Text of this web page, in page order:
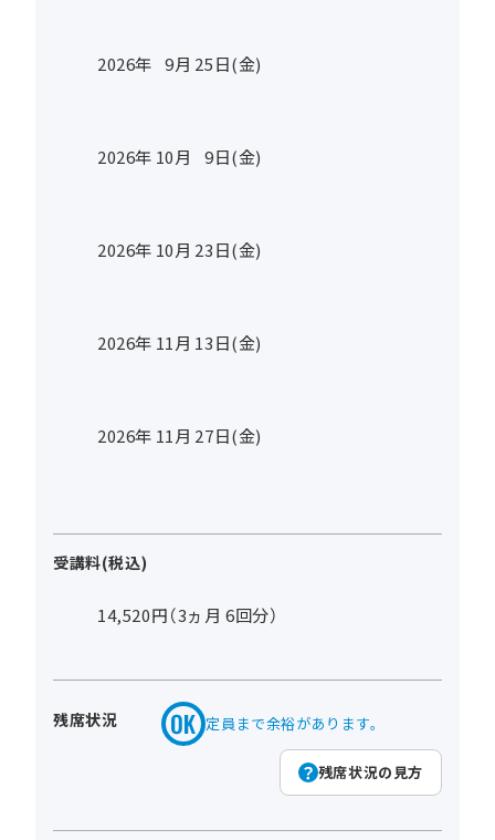
2026年 9月 25日(金)
2026年 10月 9日(金)
2026年 10月 23日(金)
2026年 11月 13日(金)
2026年 11月 27日(金)
受講料(税込)
14,520円（3ヵ月 6回分）
残席状況 定員まで余裕があります。
残席状況の見方